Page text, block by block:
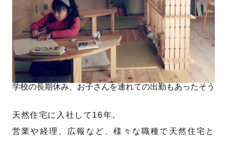
学校の長期休み、お子さんを連れての出勤もあったそう
天然住宅に入社して16年。
営業や経理、広報など、様々な職種で天然住宅と